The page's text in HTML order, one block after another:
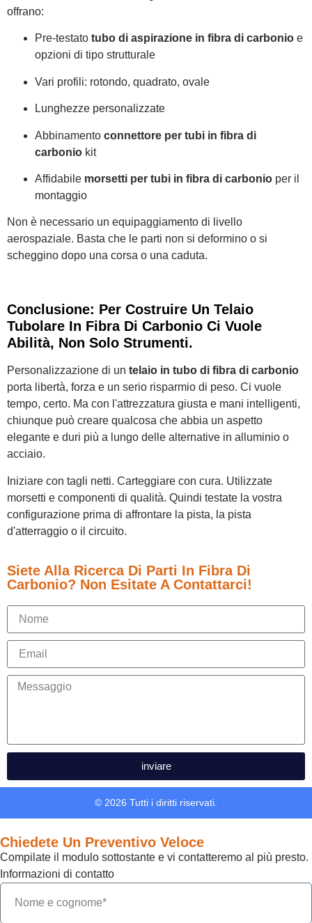
offrano:
Pre-testato tubo di aspirazione in fibra di carbonio e
opzioni di tipo strutturale
Vari profili: rotondo, quadrato, ovale
Lunghezze personalizzate
Abbinamento connettore per tubi in fibra di
carbonio kit
Affidabile morsetti per tubi in fibra di carbonio per il
montaggio
Non è necessario un equipaggiamento di livello
aerospaziale. Basta che le parti non si deformino o si
scheggino dopo una corsa o una caduta.
Conclusione: Per Costruire Un Telaio
Tubolare In Fibra Di Carbonio Ci Vuole
Abilità, Non Solo Strumenti.
Personalizzazione di un telaio in tubo di fibra di carbonio
porta libertà, forza e un serio risparmio di peso. Ci vuole
tempo, certo. Ma con l'attrezzatura giusta e mani intelligenti,
chiunque può creare qualcosa che abbia un aspetto
elegante e duri più a lungo delle alternative in alluminio o
acciaio.
Iniziare con tagli netti. Carteggiare con cura. Utilizzate
morsetti e componenti di qualità. Quindi testate la vostra
configurazione prima di affrontare la pista, la pista
d'atterraggio o il circuito.
Siete Alla Ricerca Di Parti In Fibra Di
Carbonio? Non Esitate A Contattarci!
inviare
© 2026 Tutti i diritti riservati.
Chiedete Un Preventivo Veloce
Compilate il modulo sottostante e vi contatteremo al più presto.
Informazioni di contatto